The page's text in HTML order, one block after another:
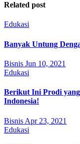
Related post
Edukasi
Banyak Untung
Bisnis Jun 10, 2021
Edukasi
Berikut Ini Prodi
Indonesia!
Bisnis Apr 23, 2021
Edukasi